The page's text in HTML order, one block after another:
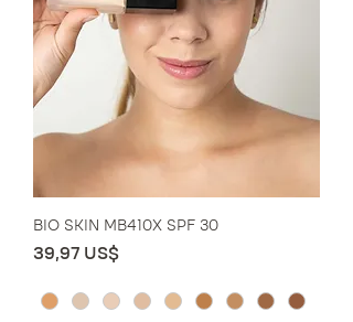
BIO SKIN MB410X SPF 30
Precio
39,97 US$